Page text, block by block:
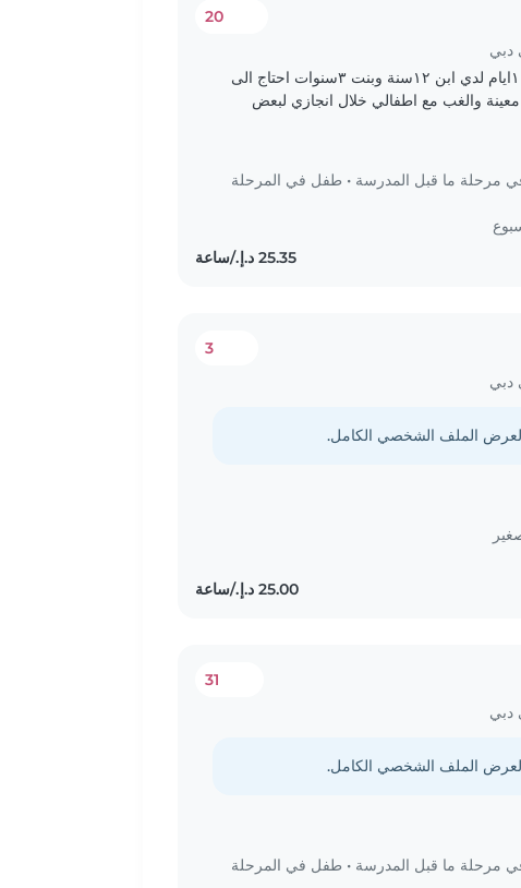
دبي
20
نحنا هنا في اجازة لمدة ١٠ايام لدي ابن ١٢سنة وبنت ٣سنوات احتاج الى
والغب مع اطفالي خلال انجازي لبعض
مرحلة ما قبل المدرسة • طفل في المرحلة
دبي
3
دبي
31
مرحلة ما قبل المدرسة • طفل في المرحلة